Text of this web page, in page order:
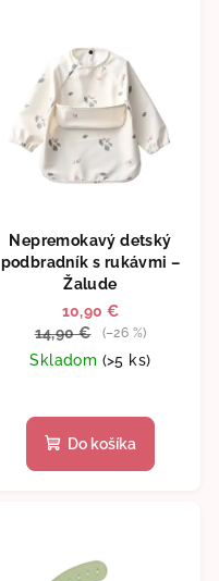
Nepremokavý detský
podbradník s rukávmi –
Žalude
10,90 €
14,90 €
(–26 %)
Skladom (>5 ks)
Do košíka